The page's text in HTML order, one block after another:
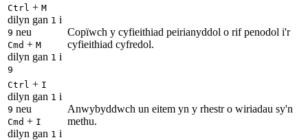
Ctrl + M
dilyn gan 1 i
9 neu
Cmd + M
dilyn gan 1 i
9
Copïwch y cyfieithiad peirianyddol o rif penodol i'r
cyfieithiad cyfredol.
Ctrl + I
dilyn gan 1 i
9 neu
Cmd + I
dilyn gan 1 i
Anwybyddwch un eitem yn y rhestr o wiriadau sy'n
methu.